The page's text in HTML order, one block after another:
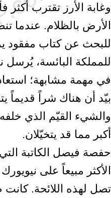
وغابة الأرز تقترب أكثر
الأرض بالظلام. عندما
للبحث عن كتاب مفقود
للمملكة البائسة،
في مهمة مشابهة؛
بيّد أن هناك شراً قديماً
والشيء القيّم الذي
أكبر مما قد يتخيّلان.
حفصة فيصل الكاتبة
الأكثر مبيعاً على
تصل لهذه اللائحة.